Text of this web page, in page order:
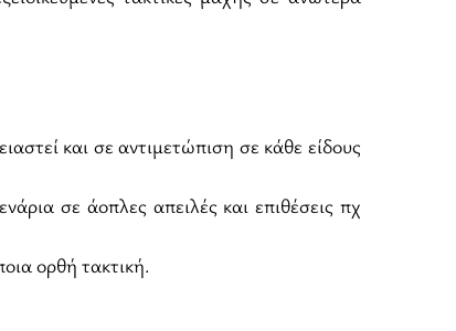
και σε αντιμετώπιση σε κάθε είδους
σε άοπλες απειλές και επιθέσεις πχ
ορθή τακτική.